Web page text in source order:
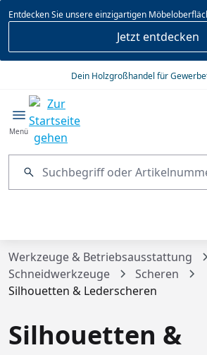
springen
Entdecken Sie unsere einzigartigen
Jetzt entdecken
Dein Holzgroßhandel für
Menü
Werkzeuge & Betriebsausstattung
Schneidwerkzeuge
Scheren
Silhouetten & Lederscheren
Silhouetten &